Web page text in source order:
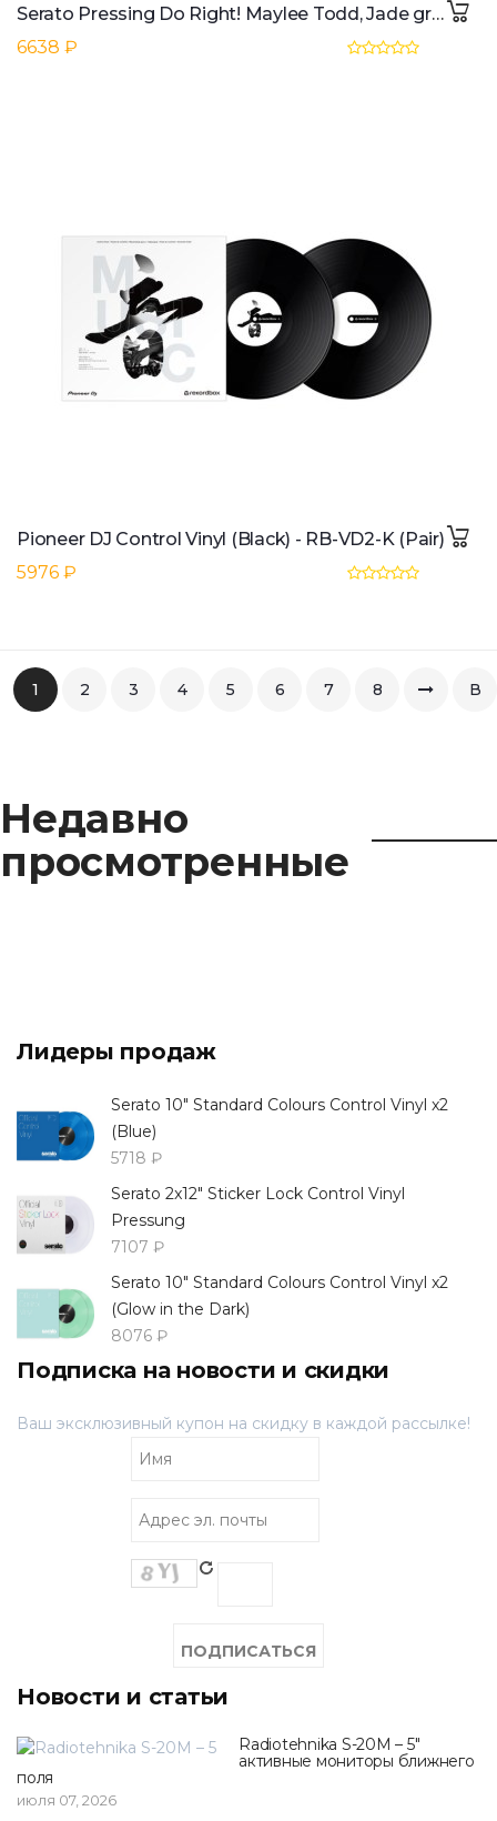
Serato Pressing Do Right! Maylee Todd, Jade grün (Stück)
6638 ₽
Pioneer DJ Control Vinyl (Black) - RB-VD2-K (Pair)
5976 ₽
1 2 3 4 5 6 7 8 В
Недавно
просмотренные
Лидеры продаж
Serato 10" Standard Colours Control Vinyl x2
(Blue)
5718 ₽
Serato 2x12" Sticker Lock Control Vinyl
Pressung
7107 ₽
Serato 10" Standard Colours Control Vinyl x2
(Glow in the Dark)
8076 ₽
Подписка на новости и скидки
Ваш эксклюзивный купон на скидку в каждой рассылке!
Новости и статьи
Radiotehnika S-20M – 5"
активные мониторы ближнего
поля
июля 07, 2026